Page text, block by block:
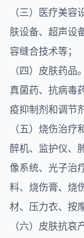
（三）医疗美
肤设备、超声设
容缝合技术等；
（四）皮肤药
真菌药、抗病毒
疫抑制剂和调节
（五）烧伤治
醉机、监护仪、
像系统、光子治
料、烧伤膏、烧
材、压力衣、按
（六）皮肤抗